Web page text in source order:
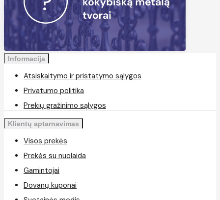
Informacija
Atsiskaitymo ir pristatymo sąlygos
Privatumo politika
Prekių gražinimo sąlygos
Klientų aptarnavimas
Visos prekės
Prekės su nuolaida
Gamintojai
Dovanų kuponai